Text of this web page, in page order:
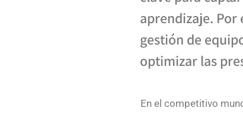
aprendizaje. Por
gestión de
optimizar las
En el competitivo